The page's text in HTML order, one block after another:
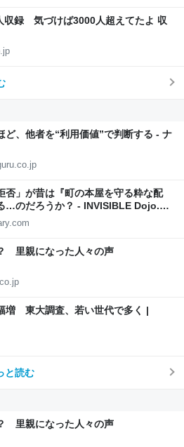
収録 気づけば3000人超えてたよ 収
ど、他者を“利用価値”で判断する - ナ
否」が昔は『町の本屋を守る粋な配
…のだろうか？ - INVISIBLE Dojo.
里親になった人々の声
増 東大調査、若い世代で多く |
と読む
里親になった人々の声